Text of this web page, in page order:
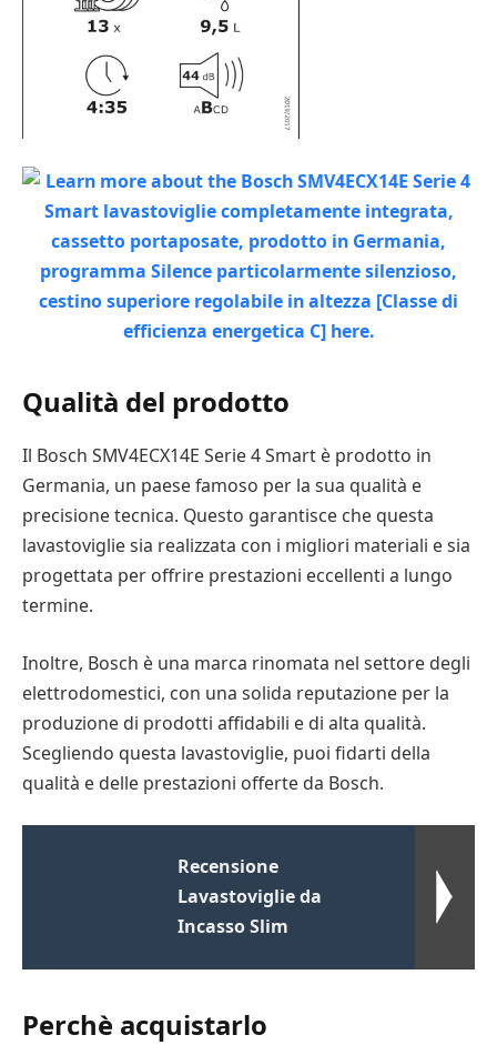
Qualità del prodotto
Il Bosch SMV4ECX14E Serie 4 Smart è prodotto in
Germania, un paese famoso per la sua qualità e
precisione tecnica. Questo garantisce che questa
lavastoviglie sia realizzata con i migliori materiali e sia
progettata per offrire prestazioni eccellenti a lungo
termine.
Inoltre, Bosch è una marca rinomata nel settore degli
elettrodomestici, con una solida reputazione per la
produzione di prodotti affidabili e di alta qualità.
Scegliendo questa lavastoviglie, puoi fidarti della
qualità e delle prestazioni offerte da Bosch.
Recensione
Lavastoviglie da
Incasso Slim
Perchè acquistarlo